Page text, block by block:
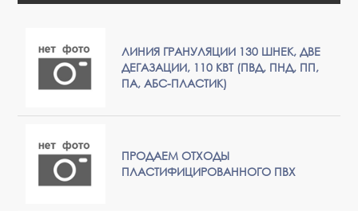
ЛИНИЯ ГРАНУЛЯЦИИ 130 ШНЕК, ДВЕ
ДЕГАЗАЦИИ, 110 КВТ (ПВД, ПНД, ПП,
ПА, АБС-ПЛАСТИК)
ПРОДАЕМ ОТХОДЫ
ПЛАСТИФИЦИРОВАННОГО ПВХ